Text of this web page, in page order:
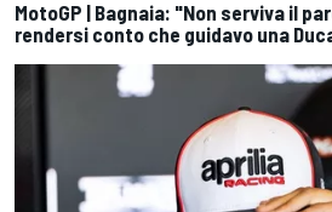
MotoGP | Bagnaia: "Non serviva il
rendersi conto che guidavo una